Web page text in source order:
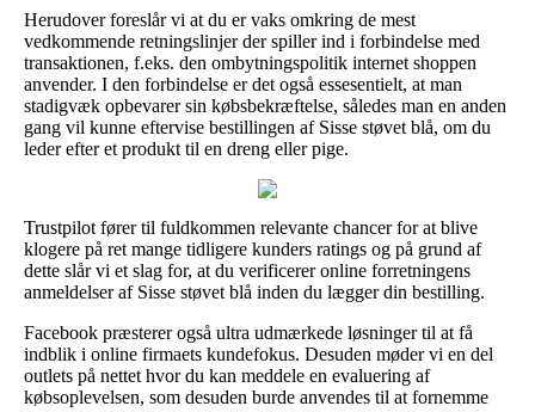
Herudover foreslår vi at du er vaks omkring de mest
vedkommende retningslinjer der spiller ind i forbindelse med
transaktionen, f.eks. den ombytningspolitik internet shoppen
anvender. I den forbindelse er det også essesentielt, at man
stadigvæk opbevarer sin købsbekræftelse, således man en anden
gang vil kunne eftervise bestillingen af Sisse støvet blå, om du
leder efter et produkt til en dreng eller pige.
Trustpilot fører til fuldkommen relevante chancer for at blive
klogere på ret mange tidligere kunders ratings og på grund af
dette slår vi et slag for, at du verificerer online forretningens
anmeldelser af Sisse støvet blå inden du lægger din bestilling.
Facebook præsterer også ultra udmærkede løsninger til at få
indblik i online firmaets kundefokus. Desuden møder vi en del
outlets på nettet hvor du kan meddele en evaluering af
købsoplevelsen, som desuden burde anvendes til at fornemme